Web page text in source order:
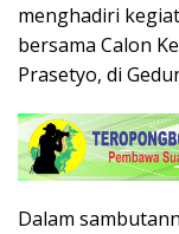
menghadiri
bersama Calon
Prasetyo, di
Dalam